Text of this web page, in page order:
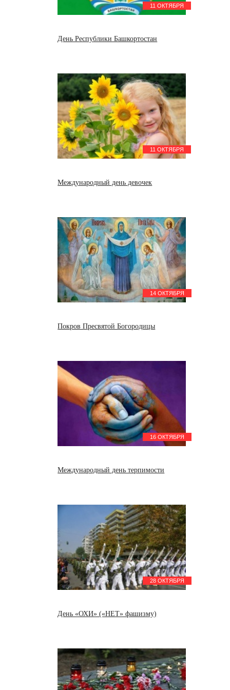
11 ОКТЯБРЯ
День Республики Башкортостан
11 ОКТЯБРЯ
Международный день девочек
14 ОКТЯБРЯ
Покров Пресвятой Богородицы
16 ОКТЯБРЯ
Международный день терпимости
28 ОКТЯБРЯ
День «ОХИ» («НЕТ» фашизму)